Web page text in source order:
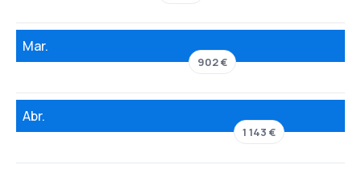
Mar.
902 €
Abr.
1 143 €